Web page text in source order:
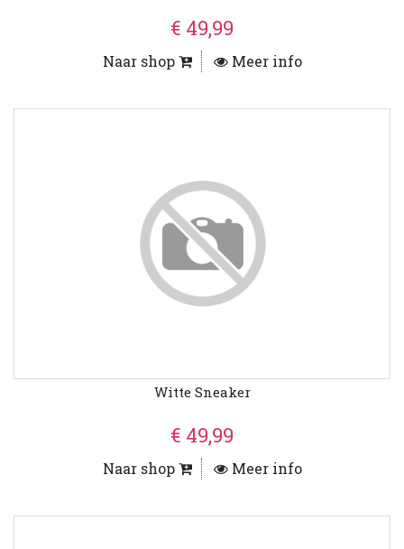
€ 49,99
Naar shop Meer info
Witte Sneaker
€ 49,99
Naar shop Meer info